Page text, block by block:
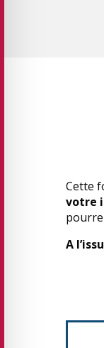
Cette
votre
A